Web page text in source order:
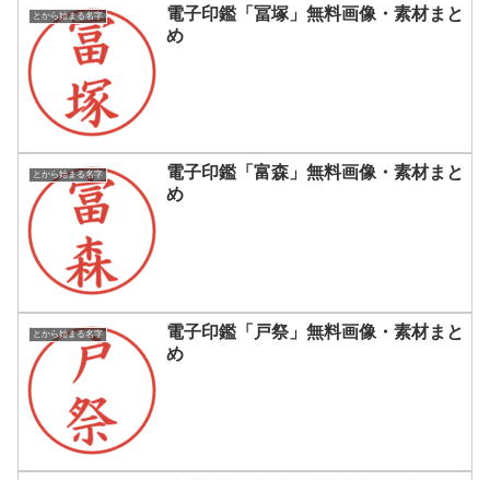
とから始まる名字
電子印鑑「冨塚」無料画像・素材まと
め
とから始まる名字
電子印鑑「富森」無料画像・素材まと
め
とから始まる名字
電子印鑑「戸祭」無料画像・素材まと
め